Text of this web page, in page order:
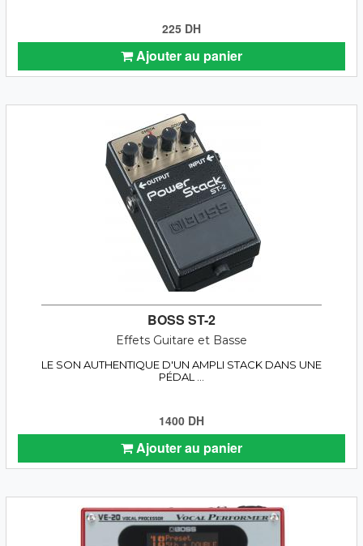
225 DH
Ajouter au panier
BOSS ST-2
Effets Guitare et Basse
LE SON AUTHENTIQUE D'UN AMPLI STACK DANS UNE
PÉDAL ...
1400 DH
Ajouter au panier